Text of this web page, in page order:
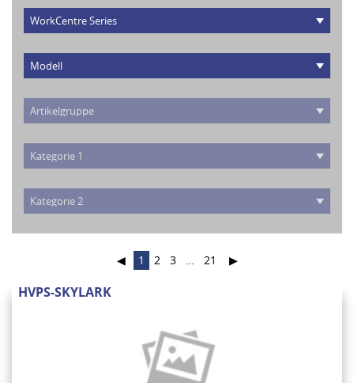
◀ 1 2 3 … 21 ▶
HVPS-SKYLARK